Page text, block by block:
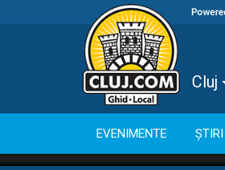
Cluj
EVENIMENTE ȘTIRI